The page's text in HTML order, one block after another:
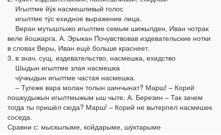
Игылтме йӱк насмешливый голос
игылтме тӱс ехидное выражение лица.
Веран мутыштыжо игылтме семым шижылден, Иван чотрак
веле йошкарга. А. Эрыкан Почувствовав издевательские нотки
в словах Веры, Иван ещё больше краснеет.
3. в знач. сущ. издевательство, насмешка, ехидство
Шыдын игылтме злая насмешка
чӱчкыдын игылтме частая насмешка.
– Тугеже вара молан толын шинчынат? Марш! – Корий
пошкудыжын игылтмыжым ыш чыте. А. Березин – Так зачем
тогда ты пришёл сюда? Марш! – Корий не вытерпел насмешек
соседа.
Сравни с: мыскылыме, койдарыме, шӱктарыме